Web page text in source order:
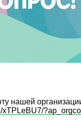
нашей
xTPLeBU7/